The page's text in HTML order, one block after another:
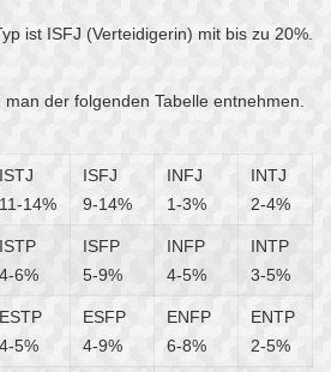
ist ISFJ (Verteidigerin) mit bis zu 20%.
der folgenden Tabelle entnehmen.
ISTJ
11-14%
ISFJ
9-14%
INFJ
1-3%
INTJ
2-4%
ISTP
4-6%
ISFP
5-9%
INFP
4-5%
INTP
3-5%
ESTP
4-5%
ESFP
4-9%
ENFP
6-8%
ENTP
2-5%